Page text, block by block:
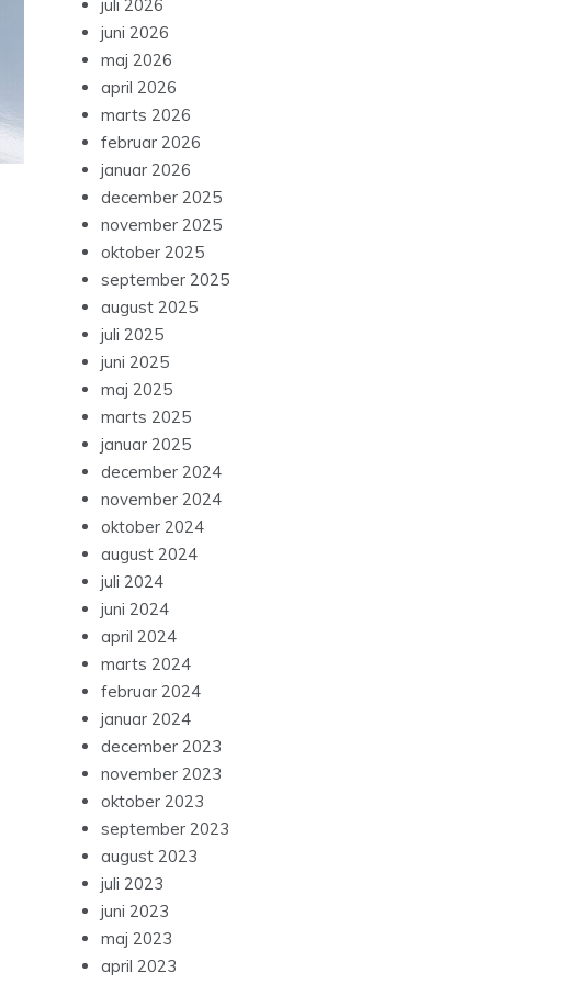
juli 2026
juni 2026
maj 2026
april 2026
marts 2026
februar 2026
januar 2026
december 2025
november 2025
oktober 2025
september 2025
august 2025
juli 2025
juni 2025
maj 2025
marts 2025
januar 2025
december 2024
november 2024
oktober 2024
august 2024
juli 2024
juni 2024
april 2024
marts 2024
februar 2024
januar 2024
december 2023
november 2023
oktober 2023
september 2023
august 2023
juli 2023
juni 2023
maj 2023
april 2023